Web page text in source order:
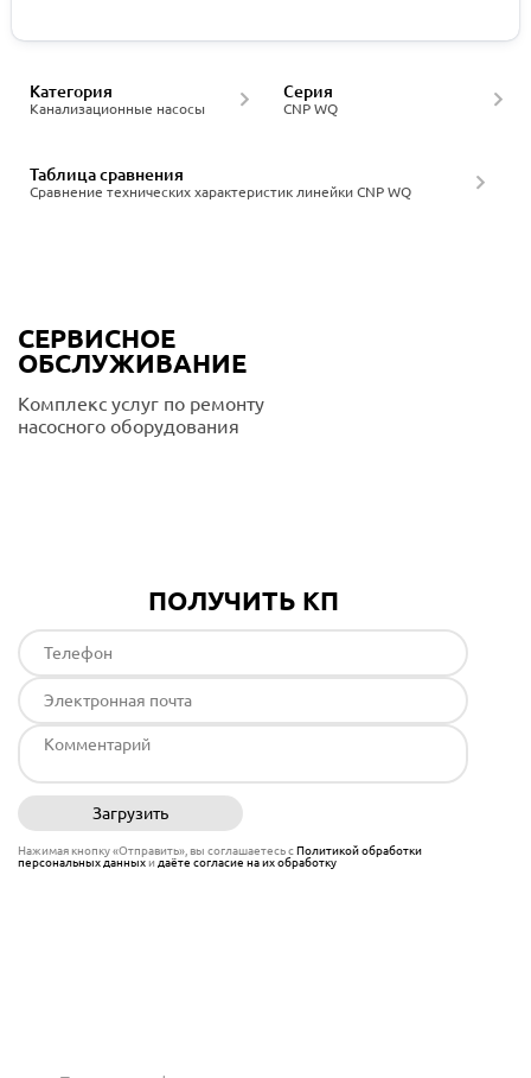
Канализационные насосы
Категория
CNP WQ
Серия
Сравнение технических характеристик линейки CNP WQ
Таблица сравнения
СЕРВИСНОЕ
ОБСЛУЖИВАНИЕ
Комплекс услуг по ремонту
насосного оборудования
ПОЛУЧИТЬ КП
Загрузить
Нажимая кнопку «Отправить», вы соглашаетесь сПолитикой обработки
персональных данныхи даёте согласие на их обработку